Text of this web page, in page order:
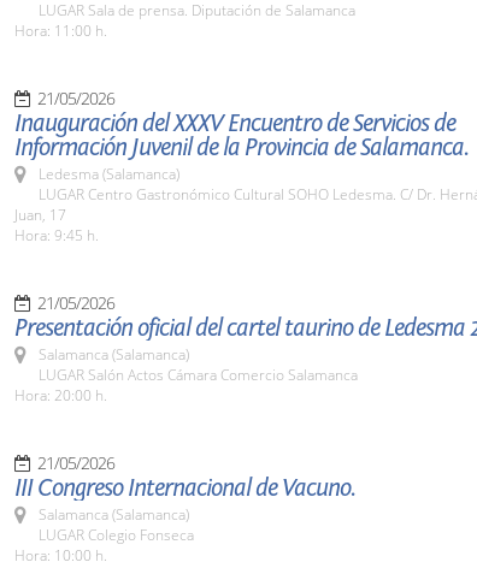
LUGAR Sala de prensa. Diputación de Salamanca
Hora: 11:00 h.
21/05/2026
Inauguración del XXXV Encuentro de Servicios de
Información Juvenil de la Provincia de Salamanca.
Ledesma (Salamanca)
LUGAR Centro Gastronómico Cultural SOHO Ledesma. C/ Dr.
Juan, 17
Hora: 9:45 h.
21/05/2026
Presentación oficial del cartel taurino de Ledesma
Salamanca (Salamanca)
LUGAR Salón Actos Cámara Comercio Salamanca
Hora: 20:00 h.
21/05/2026
III Congreso Internacional de Vacuno.
Salamanca (Salamanca)
LUGAR Colegio Fonseca
Hora: 10:00 h.